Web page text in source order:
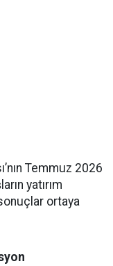
Temmuz 2026
yatırım
ortaya